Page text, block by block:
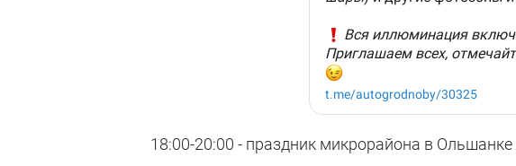
18:00-20:00 - праздник микрорайона в